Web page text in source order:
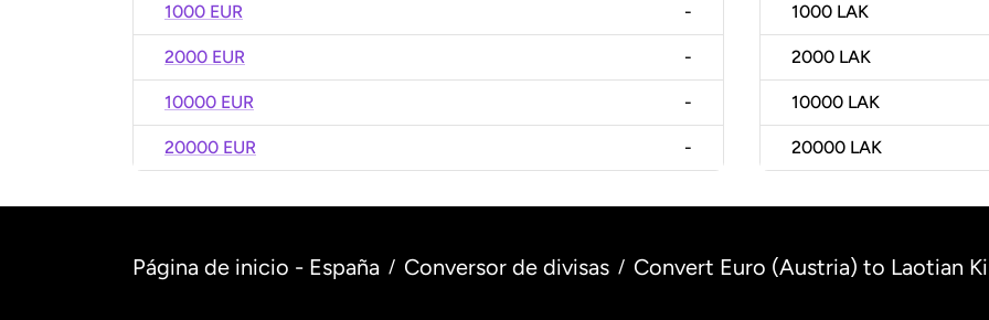
1000 EUR -
2000 EUR -
10000 EUR -
20000 EUR -
1000 LAK
2000 LAK
10000 LAK
20000 LAK
Página de inicio - España / Conversor de divisas / Convert Euro (Austria) to Laotian